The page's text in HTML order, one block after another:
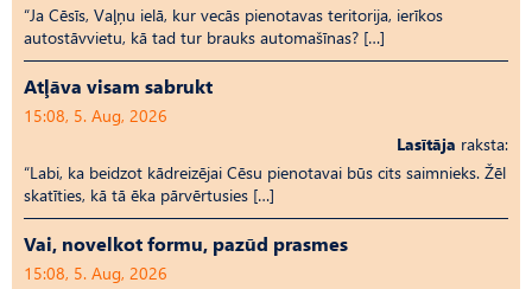
“Ja Cēsīs, Vaļņu ielā, kur vecās pienotavas teritorija, ierīkos
autostāvvietu, kā tad tur brauks automašīnas? […]
Atļāva visam sabrukt
15:08, 5. Aug, 2026
Lasītāja raksta:
“Labi, ka beidzot kādreizējai Cēsu pienotavai būs cits saimnieks. Žēl
skatīties, kā tā ēka pārvērtusies […]
Vai, novelkot formu, pazūd prasmes
15:08, 5. Aug, 2026